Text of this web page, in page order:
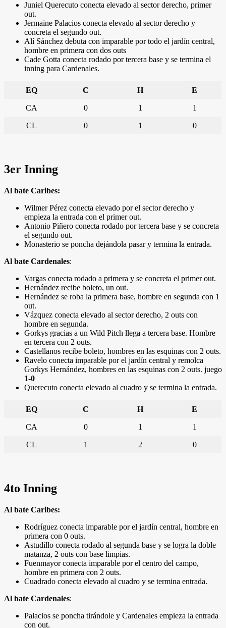
Juniel Querecuto conecta elevado al sector derecho, primer
out.
Jermaine Palacios conecta elevado al sector derecho y
concreta el segundo out.
Alí Sánchez debuta con imparable por todo el jardín central,
hombre en primera con dos outs
Cade Gotta conecta rodado por tercera base y se termina el
inning para Cardenales.
EQ C H E
CA 0 1 1
CL 0 1 0
3er Inning
Al bate Caribes:
Wilmer Pérez conecta elevado por el sector derecho y
empieza la entrada con el primer out.
Antonio Piñero conecta rodado por tercera base y se concreta
el segundo out.
Monasterio se poncha dejándola pasar y termina la entrada.
Al bate Cardenales:
Vargas conecta rodado a primera y se concreta el primer out.
Hernández recibe boleto, un out.
Hernández se roba la primera base, hombre en segunda con 1
out.
Vázquez conecta elevado al sector derecho, 2 outs con
hombre en segunda.
Gorkys gracias a un Wild Pitch llega a tercera base. Hombre
en tercera con 2 outs.
Castellanos recibe boleto, hombres en las esquinas con 2 outs.
Ravelo conecta imparable por el jardín central y remolca
Gorkys Hernández, hombres en las esquinas con 2 outs. juego
1-0
Querecuto conecta elevado al cuadro y se termina la entrada.
EQ C H E
CA 0 1 1
CL 1 2 0
4to Inning
Al bate Caribes:
Rodríguez conecta imparable por el jardín central, hombre en
primera con 0 outs.
Astudillo conecta rodado al segunda base y se logra la doble
matanza, 2 outs con base limpias.
Fuenmayor conecta imparable por el centro del campo,
hombre en primera con 2 outs.
Cuadrado conecta elevado al cuadro y se termina entrada.
Al bate Cardenales:
Palacios se poncha tirándole y Cardenales empieza la entrada
con out.